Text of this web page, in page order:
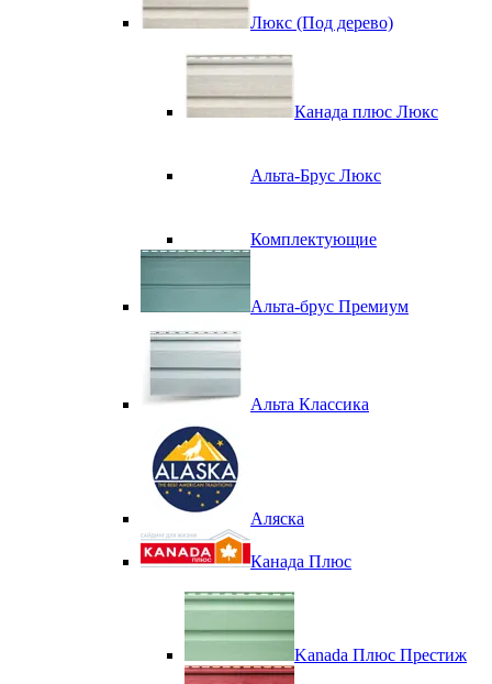
Люкс (Под дерево)
Канада плюс Люкс
Альта-Брус Люкс
Комплектующие
Альта-брус Премиум
Альта Классика
Аляска
Канада Плюс
Kanada Плюс Престиж